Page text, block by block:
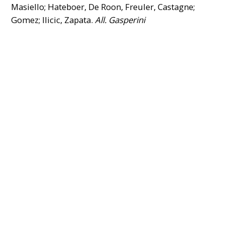
Masiello; Hateboer, De Roon, Freuler, Castagne;
Gomez; Ilicic, Zapata.All. Gasperini